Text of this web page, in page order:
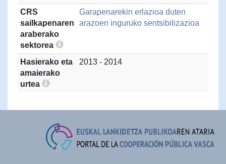
CRS
sailkapenaren
araberako
sektorea
Garapenarekin erlazioa duten
arazoen inguruko sentsibilizazioa
Hasierako eta
amaierako
urtea
2013 - 2014